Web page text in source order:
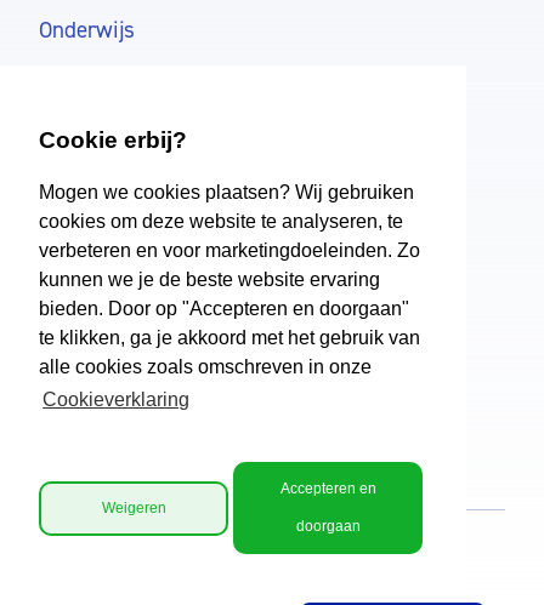
Cookie erbij?
Mogen we cookies plaatsen? Wij gebruiken
cookies om deze website te analyseren, te
verbeteren en voor marketingdoeleinden. Zo
kunnen we je de beste website ervaring
bieden. Door op "Accepteren en doorgaan"
te klikken, ga je akkoord met het gebruik van
alle cookies zoals omschreven in onze
Cookieverklaring
Weigeren
Accepteren en
doorgaan
Onderwijs
Ondersteuning
Woldendorp
Over ons
Schoolkosten
Vakantie
RSIN/ fiscaal nummer: 0025.47.375 Privacy
Disclaimer